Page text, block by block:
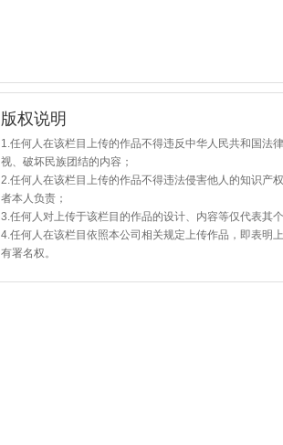
版权说明
1.任何人在该栏目上传的作品不得违反中华人民共和国法
视、破坏民族团结的内容；
2.任何人在该栏目上传的作品不得违法侵害他人的知识产
者本人负责；
3.任何人对上传于该栏目的作品的设计、内容等仅代表其
4.任何人在该栏目依照本公司相关规定上传作品，即表明
有署名权。